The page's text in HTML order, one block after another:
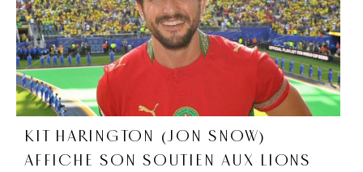
KIT HARINGTON (JON SNOW)
AFFICHE SON SOUTIEN AUX LIONS